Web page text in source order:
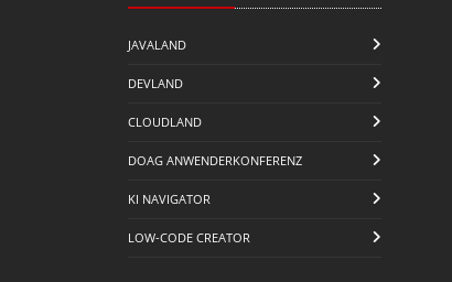
JAVALAND
DEVLAND
CLOUDLAND
DOAG ANWENDERKONFERENZ
KI NAVIGATOR
LOW-CODE CREATOR